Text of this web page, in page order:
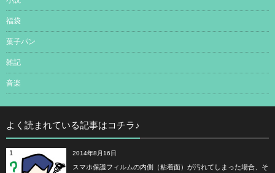
福袋
菓子パン
雑記
音楽
よく読まれている記事はコチラ♪
1 2014年8月16日
スマホ保護フィルムの内側（粘着面）が汚れてしまった場合、そ